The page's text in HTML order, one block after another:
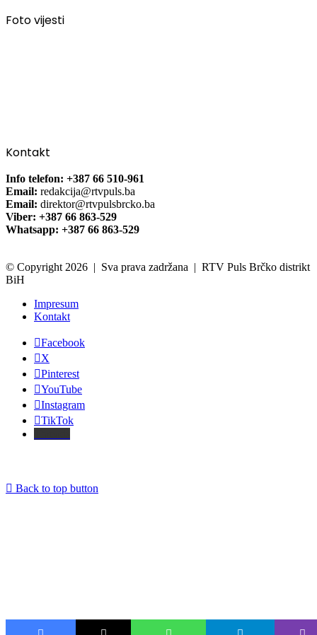
Foto vijesti
Kontakt
Info telefon: +387 66 510-961
Email: redakcija@rtvpuls.ba
Email: direktor@rtvpulsbrcko.ba
Viber: +387 66 863-529
Whatsapp: +387 66 863-529
© Copyright 2026 | Sva prava zadržana | RTV Puls Brčko distrikt
BiH
Impresum
Kontakt
Facebook
X
Pinterest
YouTube
Instagram
TikTok
Back to top button